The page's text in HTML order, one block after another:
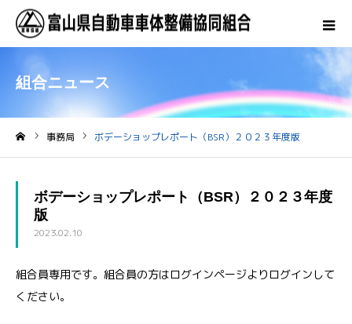
組合ニュース
事務局 ボデーショップレポート（BSR）２０２３年度版
ボデーショップレポート（BSR）２０２３年度
版
2023.02.10
組合員専用です。組合員の方はログインページよりログインして
ください。